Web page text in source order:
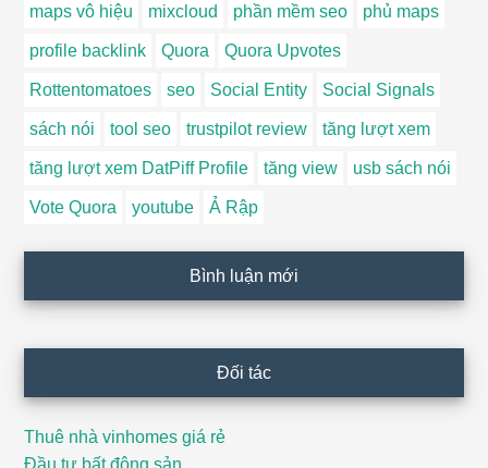
maps vô hiệu mixcloud phần mềm seo phủ maps
profile backlink Quora Quora Upvotes
Rottentomatoes seo Social Entity Social Signals
sách nói tool seo trustpilot review tăng lượt xem
tăng lượt xem DatPiff Profile tăng view usb sách nói
Vote Quora youtube Ả Rập
Bình luận mới
Đối tác
Thuê nhà vinhomes giá rẻ
Đầu tư bất động sản